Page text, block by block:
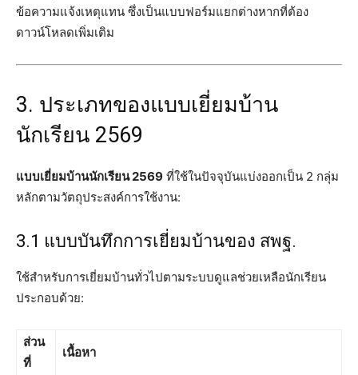
ข้อความแจ้งเหตุแทน ซึ่งเป็นแบบฟอร์มแยกต่างหากที่ต้อง
ดาวน์โหลดเพิ่มเติม
3. ประเภทของแบบเยี่ยมบ้าน
นักเรียน 2569
แบบเยี่ยมบ้านนักเรียน 2569 ที่ใช้ในปัจจุบันแบ่งออกเป็น 2 กลุ่ม
หลักตามวัตถุประสงค์การใช้งาน:
3.1 แบบบันทึกการเยี่ยมบ้านของ สพฐ.
ใช้สำหรับการเยี่ยมบ้านทั่วไปตามระบบดูแลช่วยเหลือนักเรียน
ประกอบด้วย:
ส่วน
ที่
เนื้อหา